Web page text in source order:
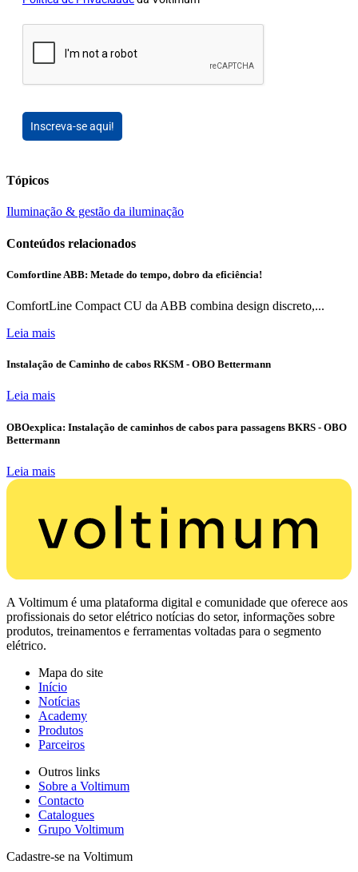
Inscreva-se aqui!
Tópicos
Iluminação & gestão da iluminação
Conteúdos relacionados
Comfortline ABB: Metade do tempo, dobro da eficiência!
ComfortLine Compact CU da ABB combina design discreto,...
Leia mais
Instalação de Caminho de cabos RKSM - OBO Bettermann
Leia mais
OBOexplica: Instalação de caminhos de cabos para passagens BKRS - OBO
Bettermann
Leia mais
A Voltimum é uma plataforma digital e comunidade que oferece aos
profissionais do setor elétrico notícias do setor, informações sobre
produtos, treinamentos e ferramentas voltadas para o segmento
elétrico.
Mapa do site
Início
Notícias
Academy
Produtos
Parceiros
Outros links
Sobre a Voltimum
Contacto
Catalogues
Grupo Voltimum
Cadastre-se na Voltimum